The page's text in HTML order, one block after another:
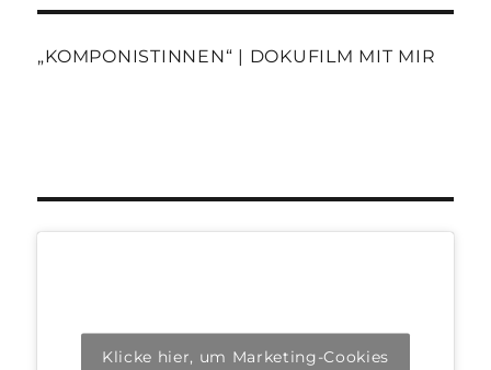
„KOMPONISTINNEN“ | DOKUFILM MIT MIR
Klicke hier, um Marketing-Cookies